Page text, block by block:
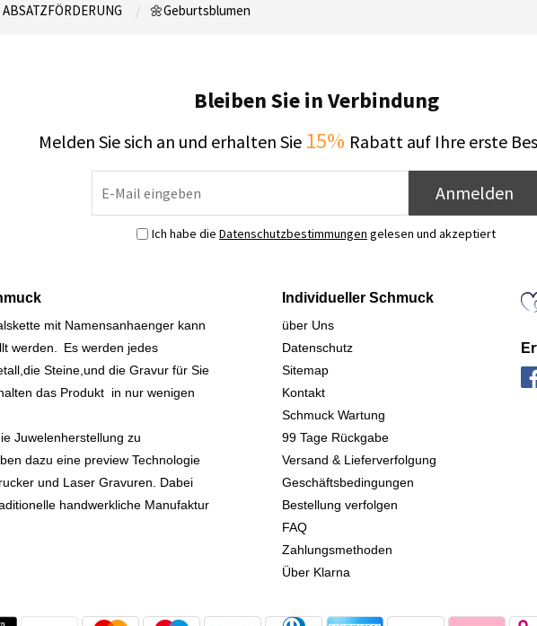
ABSATZFÖRDERUNG 🌼Geburtsblumen
Bleiben Sie in Verbindung
Melden Sie sich an und erhalten Sie 15% Rabatt auf Ihre erste
Anmelden
Ich habe die Datenschutzbestimmungen gelesen und akzeptiert
mit Namensanhaenger kann
werden.
Es werden jedes
Steine,und die Gravur für Sie
das Produkt in nur wenigen
Juwelenherstellung zu
dazu eine preview Technologie
und Laser Gravuren. Dabei
handwerkliche Manufaktur
Individueller Schmuck
über Uns
Datenschutz
Sitemap
Kontakt
Schmuck Wartung
99 Tage Rückgabe
Versand & Lieferverfolgung
Geschäftsbedingungen
Bestellung verfolgen
FAQ
Zahlungsmethoden
Über Klarna